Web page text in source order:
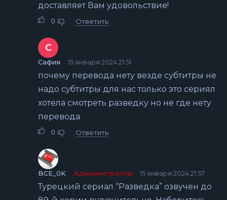
доставляет Вам удовольствие!
0 Ответить
С
Сафия 15 января 2024 21:51
почему перевода нету везде субтитры не
надо субтитры для нас только это сериял
хотела смотреть разведку но не где нету
перевода
0 Ответить
BCE_0K Администратор 15 января 2024 21:57
Турецкий сериал “Разведка” озвучен до